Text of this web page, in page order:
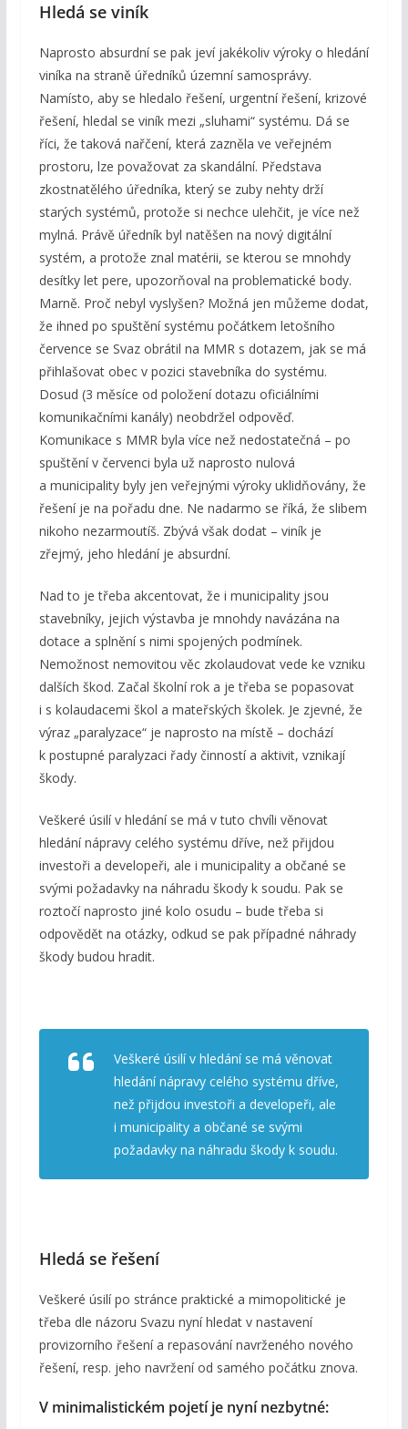
Hledá se viník
Naprosto absurdní se pak jeví jakékoliv výroky o hledání
viníka na straně úředníků územní samosprávy.
Namísto, aby se hledalo řešení, urgentní řešení, krizové
řešení, hledal se viník mezi „sluhami“ systému. Dá se
říci, že taková nařčení, která zazněla ve veřejném
prostoru, lze považovat za skandální. Představa
zkostnatělého úředníka, který se zuby nehty drží
starých systémů, protože si nechce ulehčit, je více než
mylná. Právě úředník byl natěšen na nový digitální
systém, a protože znal matérii, se kterou se mnohdy
desítky let pere, upozorňoval na problematické body.
Marně. Proč nebyl vyslyšen? Možná jen můžeme dodat,
že ihned po spuštění systému počátkem letošního
července se Svaz obrátil na MMR s dotazem, jak se má
přihlašovat obec v pozici stavebníka do systému.
Dosud (3 měsíce od položení dotazu oficiálními
komunikačními kanály) neobdržel odpověď.
Komunikace s MMR byla více než nedostatečná – po
spuštění v červenci byla už naprosto nulová
a municipality byly jen veřejnými výroky uklidňovány, že
řešení je na pořadu dne. Ne nadarmo se říká, že slibem
nikoho nezarmoutíš. Zbývá však dodat – viník je
zřejmý, jeho hledání je absurdní.
Nad to je třeba akcentovat, že i municipality jsou
stavebníky, jejich výstavba je mnohdy navázána na
dotace a splnění s nimi spojených podmínek.
Nemožnost nemovitou věc zkolaudovat vede ke vzniku
dalších škod. Začal školní rok a je třeba se popasovat
i s kolaudacemi škol a mateřských školek. Je zjevné, že
výraz „paralyzace“ je naprosto na místě – dochází
k postupné paralyzaci řady činností a aktivit, vznikají
škody.
Veškeré úsilí v hledání se má v tuto chvíli věnovat
hledání nápravy celého systému dříve, než přijdou
investoři a developeři, ale i municipality a občané se
svými požadavky na náhradu škody k soudu. Pak se
roztočí naprosto jiné kolo osudu – bude třeba si
odpovědět na otázky, odkud se pak případné náhrady
škody budou hradit.
Veškeré úsilí v hledání se má věnovat
hledání nápravy celého systému dříve,
než přijdou investoři a developeři, ale
i municipality a občané se svými
požadavky na náhradu škody k soudu.
Hledá se řešení
Veškeré úsilí po stránce praktické a mimopolitické je
třeba dle názoru Svazu nyní hledat v nastavení
provizorního řešení a repasování navrženého nového
řešení, resp. jeho navržení od samého počátku znova.
V minimalistickém pojetí je nyní nezbytné: